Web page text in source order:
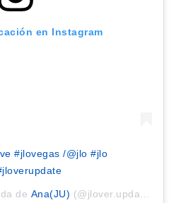
en Instagram
#jlovegas /@jlo #jlo
de Ana(JU) (@jlover.update) el